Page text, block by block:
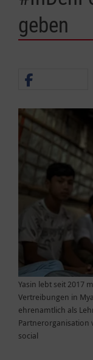
geben
Yasin lebt seit 2017
Vertreibungen in
ehrenamtlich als
Partnerorganisation
social